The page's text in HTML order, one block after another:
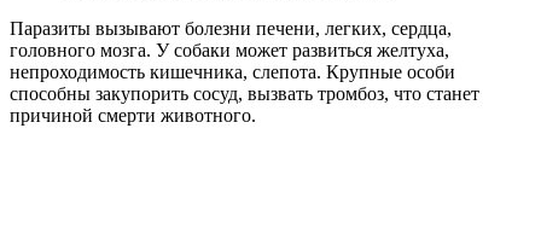
Паразиты вызывают болезни печени, легких, сердца,
головного мозга. У собаки может развиться желтуха,
непроходимость кишечника, слепота. Крупные особи
способны закупорить сосуд, вызвать тромбоз, что станет
причиной смерти животного.